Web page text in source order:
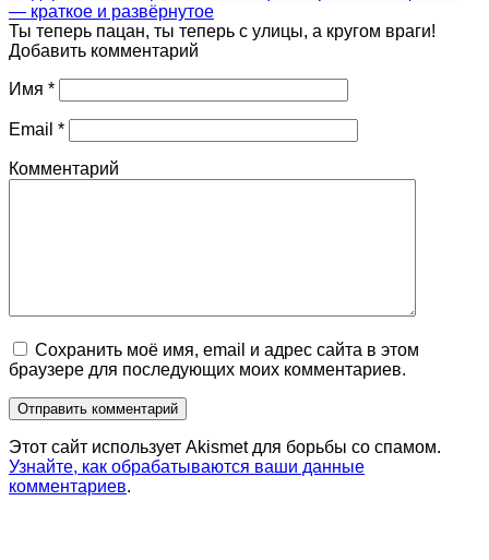
— краткое и развёрнутое
Ты теперь пацан, ты теперь с улицы, а кругом враги!
Добавить комментарий
Имя *
Email *
Комментарий
Сохранить моё имя, email и адрес сайта в этом
браузере для последующих моих комментариев.
Этот сайт использует Akismet для борьбы со спамом.
Узнайте, как обрабатываются ваши данные
комментариев.